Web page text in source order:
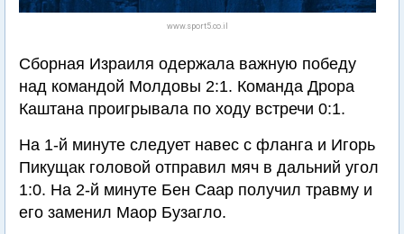
www.sport5.co.il
Сборная Израиля одержала важную победу
над командой Молдовы 2:1. Команда Дрора
Каштана проигрывала по ходу встречи 0:1.
На 1-й минуте следует навес с фланга и Игорь
Пикущак головой отправил мяч в дальний угол
1:0. На 2-й минуте Бен Саар получил травму и
его заменил Маор Бузагло.